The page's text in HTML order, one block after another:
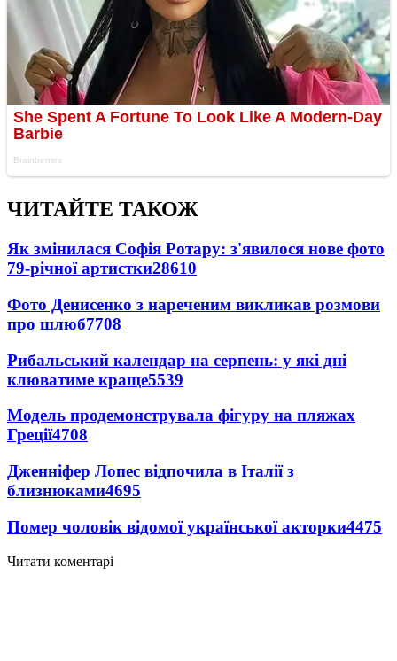
ЧИТАЙТЕ ТАКОЖ
Як змінилася Софія Ротару: з'явилося нове фото
79-річної артистки28610
Фото Денисенко з нареченим викликав розмови
про шлюб7708
Рибальський календар на серпень: у які дні
клюватиме краще5539
Модель продемонструвала фігуру на пляжах
Греції4708
Дженніфер Лопес відпочила в Італії з
близнюками4695
Помер чоловік відомої української акторки4475
Читати коментарі